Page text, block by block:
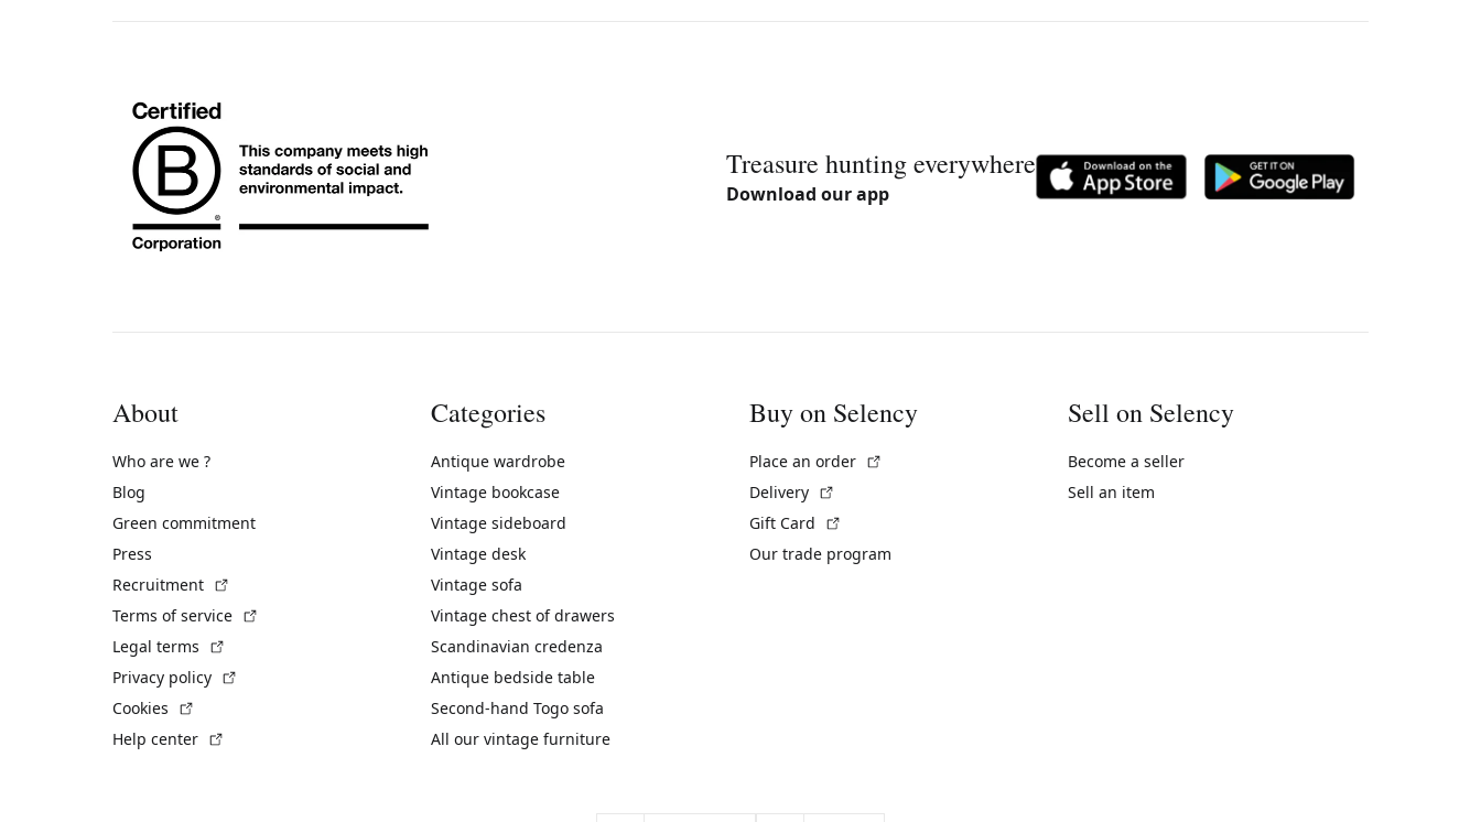
Treasure hunting everywhere
Download our app
About
Who are we ?
Blog
Green commitment
Press
Recruitment
Terms of service
Legal terms
Privacy policy
Cookies
Help center
Categories
Antique wardrobe
Vintage bookcase
Vintage sideboard
Vintage desk
Vintage sofa
Vintage chest of drawers
Scandinavian credenza
Antique bedside table
Second-hand Togo sofa
All our vintage furniture
Buy on Selency
Place an order
Delivery
Gift Card
Our trade program
Sell on Selency
Become a seller
Sell an item